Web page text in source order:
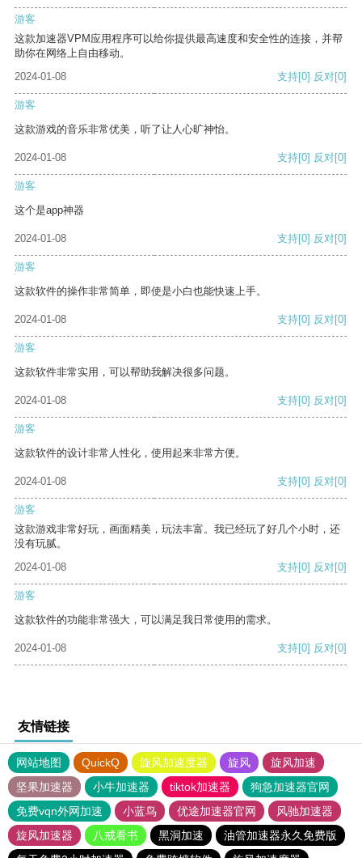
游客
这款加速器VPM应用程序可以给你提供最高速度和安全性的连接，并帮
助你在网络上自由移动。
2024-01-08
支持[0] 反对[0]
游客
这款游戏的音乐非常优美，听了让人心旷神怡。
2024-01-08 支持[0] 反对[0]
游客
这个是app神器
2024-01-08 支持[0] 反对[0]
游客
这款软件的操作非常简单，即使是小白也能快速上手。
2024-01-08 支持[0] 反对[0]
游客
这款软件非常实用，可以帮助我解决很多问题。
2024-01-08 支持[0] 反对[0]
游客
这款软件的设计非常人性化，使用起来非常方便。
2024-01-08 支持[0] 反对[0]
游客
这款游戏非常好玩，画面精美，玩法丰富。我已经玩了好几个小时，还
没有玩腻。
2024-01-08
支持[0] 反对[0]
游客
这款软件的功能非常强大，可以满足我日常使用的需求。
2024-01-08 支持[0] 反对[0]
友情链接
网站地图 QuickQ 旋风加速度器 旋风
旋风加速
坚果加速器
小牛加速器 tiktok加速器
狗急加速器官网
免费vqn外网加速
小蓝鸟 优途加速器官网
风驰加速器
旋风加速器
八戒看书 黑洞加速
油管加速器永久免费版